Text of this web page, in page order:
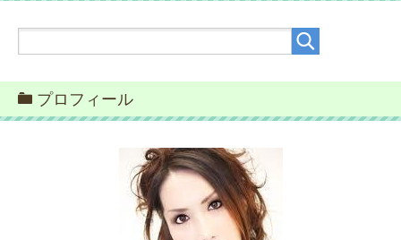
プロフィール